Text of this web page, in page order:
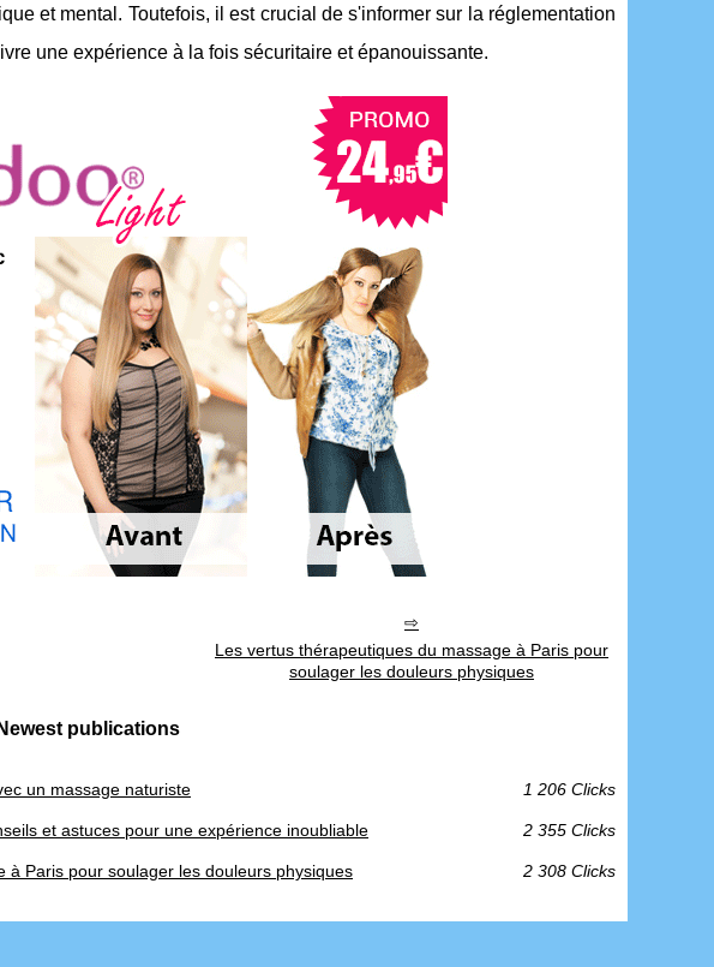
et mental. Toutefois, il est crucial de s'informer sur la réglementation
une expérience à la fois sécuritaire et épanouissante.
Les vertus thérapeutiques du massage à Paris pour
soulager les douleurs physiques
Newest publications
un massage naturiste 1 206 Clicks
et astuces pour une expérience inoubliable 2 355 Clicks
à Paris pour soulager les douleurs physiques 2 308 Clicks